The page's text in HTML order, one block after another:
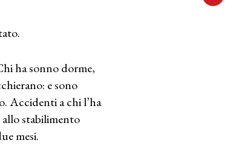
ha sonno dorme,
e sono
Accidenti a chi l’ha
stabilimento
mesi.